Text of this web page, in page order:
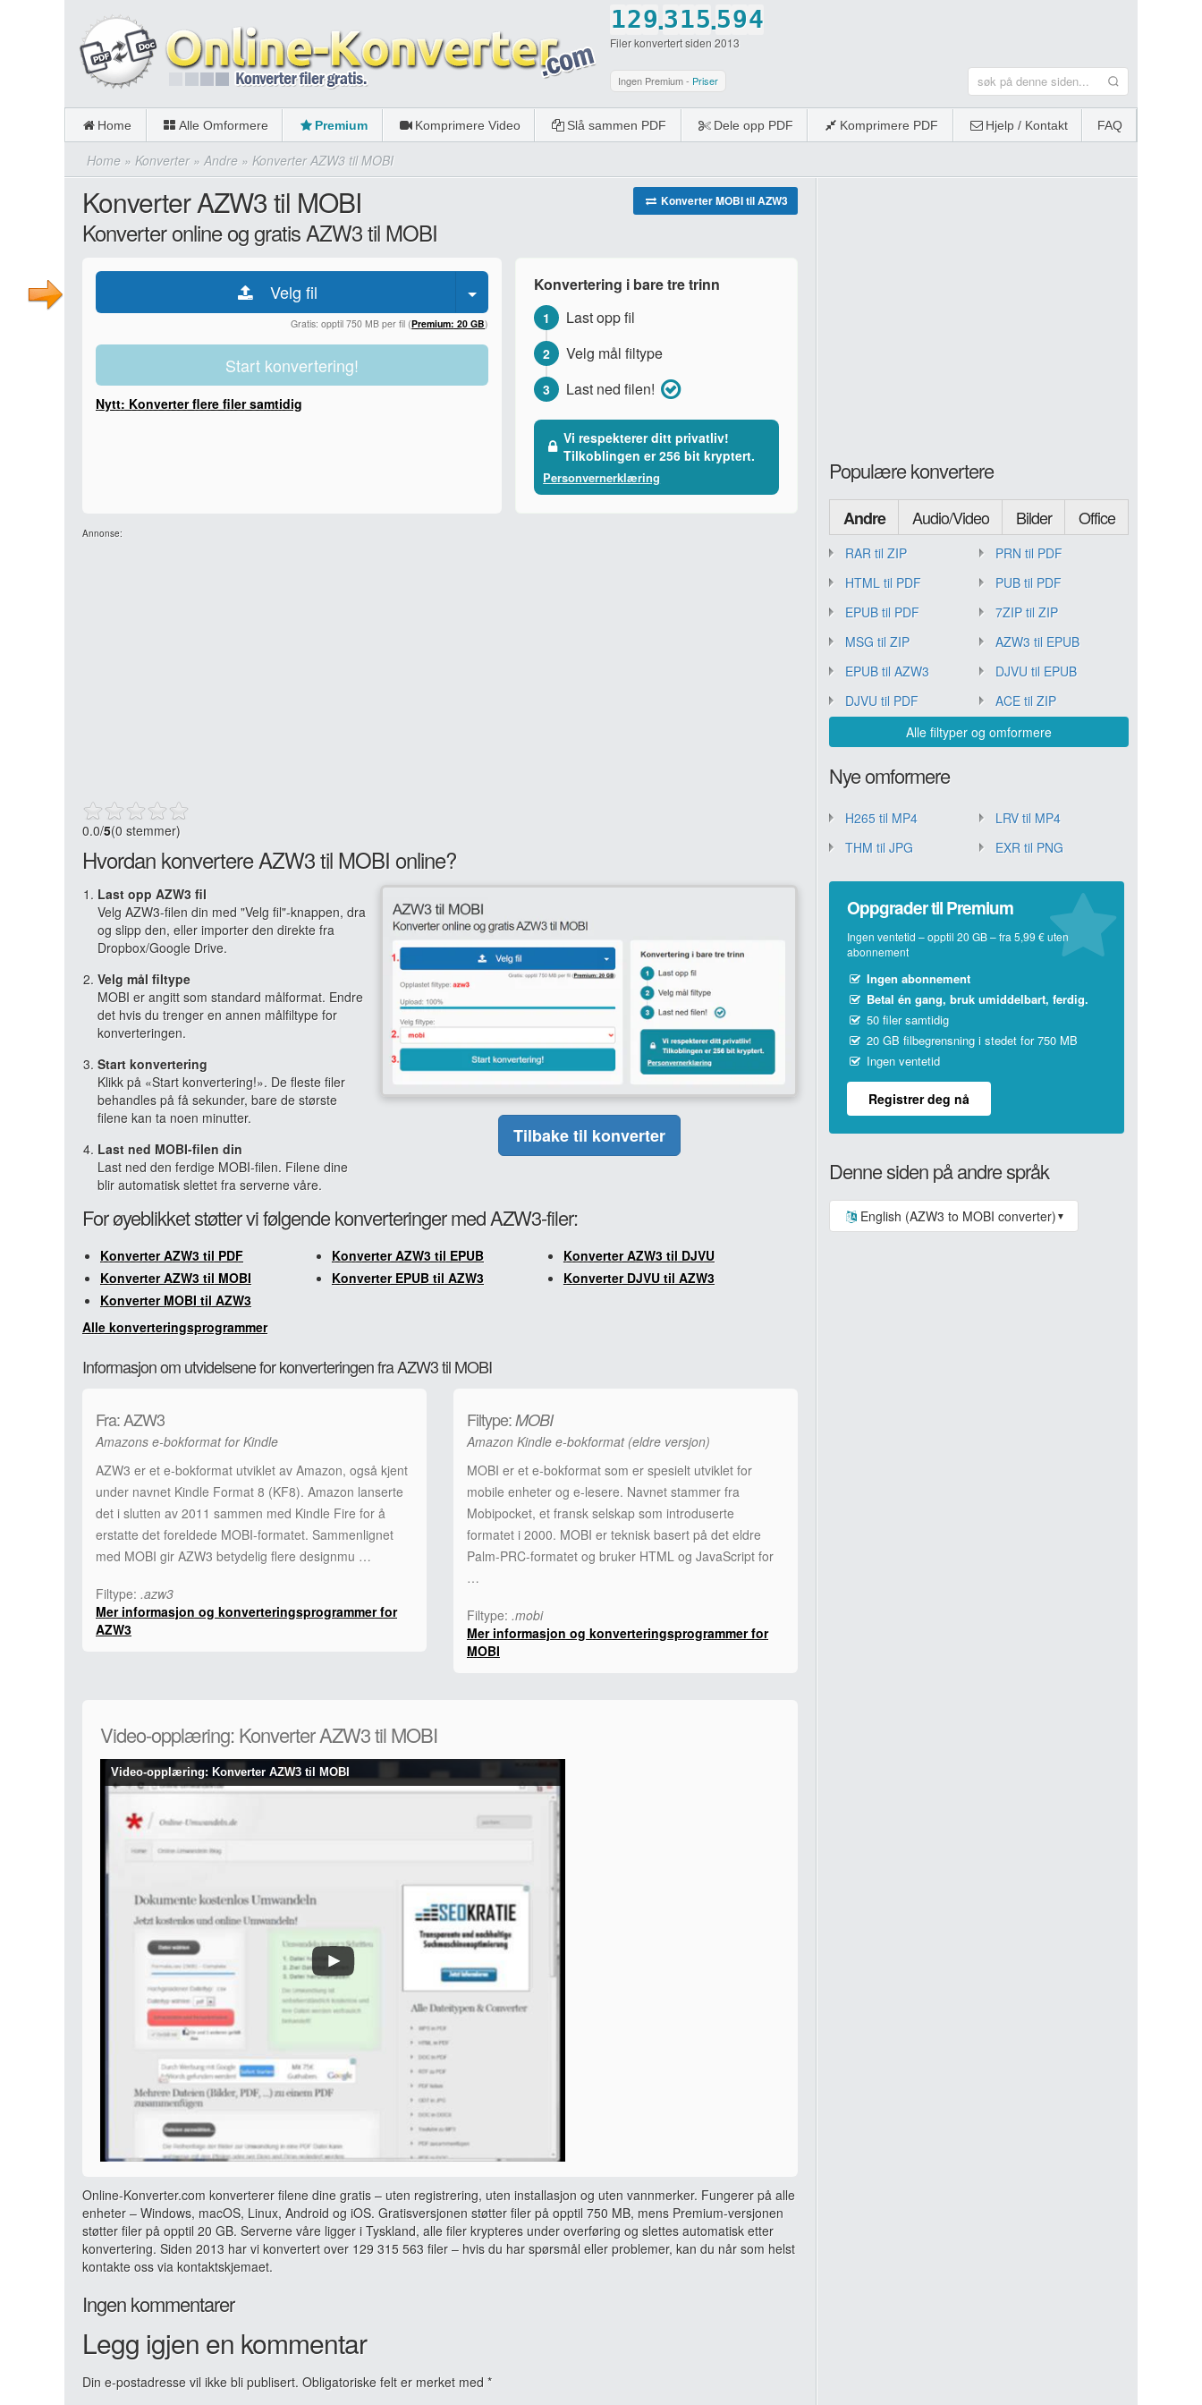
1
2
3
4
5
6
0
2
3
4
5
6
7
9
0
.3
4
5
6
7
8
9
1
2
3
4
5
6
7
0
5
6
7
8
9
0
.5
6
7
8
9
0
9
0
4
7
8
9
0
Filer konvertert siden 2013
Ingen Premium - Priser
Home Alle Omformere Premium Komprimere Video Slå sammen PDF Dele opp PDF Komprimere PDF Hjelp / Kontakt FAQ
Home » Konverter» Andre » Konverter AZW3 til MOBI
Konverter MOBI til AZW3
Konverter AZW3 til MOBI
Konverter online og gratis AZW3 til MOBI
Velg fil
Gratis: opptil 750 MB per fil (Premium: 20 GB)
Start konvertering!
Nytt: Konverter flere filer samtidig
Konvertering i bare tre trinn
1 Last opp fil
2 Velg mål filtype
3 Last ned filen!
Vi respekterer ditt privatliv!
Tilkoblingen er 256 bit kryptert.
Personvernerklæring
Annonse:
0.0/5(0 stemmer)
Hvordan konvertere AZW3 til MOBI online?
Last opp AZW3 fil
Velg AZW3-filen din med "Velg fil"-knappen, dra
og slipp den, eller importer den direkte fra
Dropbox/Google Drive.
Velg mål filtype
MOBI er angitt som standard målformat. Endre
det hvis du trenger en annen målfiltype for
konverteringen.
Start konvertering
Klikk på «Start konvertering!». De fleste filer
behandles på få sekunder, bare de største
filene kan ta noen minutter.
Last ned MOBI-filen din
Last ned den ferdige MOBI-filen. Filene dine
blir automatisk slettet fra serverne våre.
Tilbake til konverter
For øyeblikket støtter vi følgende konverteringer med AZW3-filer:
Konverter AZW3 til PDF Konverter AZW3 til EPUB
Konverter AZW3 til DJVU
Konverter AZW3 til MOBI
Konverter EPUB til AZW3
Konverter DJVU til AZW3
Konverter MOBI til AZW3
Alle konverteringsprogrammer
Informasjon om utvidelsene for konverteringen fra AZW3 til MOBI
Fra: AZW3
Amazons e-bokformat for Kindle
AZW3 er et e-bokformat utviklet av Amazon, også kjent
under navnet Kindle Format 8 (KF8). Amazon lanserte
det i slutten av 2011 sammen med Kindle Fire for å
erstatte det foreldede MOBI-formatet. Sammenlignet
med MOBI gir AZW3 betydelig flere designmu …
Filtype: .azw3
Mer informasjon og konverteringsprogrammer for
AZW3
Filtype:MOBI
Amazon Kindle e-bokformat (eldre versjon)
MOBI er et e-bokformat som er spesielt utviklet for
mobile enheter og e-lesere. Navnet stammer fra
Mobipocket, et fransk selskap som introduserte
formatet i 2000. MOBI er teknisk basert på det eldre
Palm-PRC-formatet og bruker HTML og JavaScript for
…
Filtype: .mobi
Mer informasjon og konverteringsprogrammer for
MOBI
Video-opplæring: Konverter AZW3 til MOBI
Video-opplæring: Konverter AZW3 til MOBI
Online-Konverter.com konverterer filene dine gratis – uten registrering, uten installasjon og uten vannmerker. Fungerer på alle
enheter – Windows, macOS, Linux, Android og iOS. Gratisversjonen støtter filer på opptil 750 MB, mens Premium-versjonen
støtter filer på opptil 20 GB. Serverne våre ligger i Tyskland, alle filer krypteres under overføring og slettes automatisk etter
konvertering. Siden 2013 har vi konvertert over 129 315 563 filer – hvis du har spørsmål eller problemer, kan du når som helst
kontakte oss via kontaktskjemaet.
Ingen kommentarer
Legg igjen en kommentar
Din e-postadresse vil ikke bli publisert. Obligatoriske felt er merket med *
Populære konvertere
Andre Audio/Video Bilder Office
RAR til ZIP
PRN til PDF
HTML til PDF
PUB til PDF
EPUB til PDF
7ZIP til ZIP
MSG til ZIP
AZW3 til EPUB
EPUB til AZW3
DJVU til EPUB
DJVU til PDF
ACE til ZIP
Alle filtyper og omformere
Nye omformere
H265 til MP4
LRV til MP4
THM til JPG
EXR til PNG
Oppgrader til Premium
Ingen ventetid – opptil 20 GB – fra 5,99 € uten
abonnement
Ingen abonnement
Betal én gang, bruk umiddelbart, ferdig.
50 filer samtidig
20 GB filbegrensning i stedet for 750 MB
Ingen ventetid
Registrer deg nå
Denne siden på andre språk
English (AZW3 to MOBI converter) ▼